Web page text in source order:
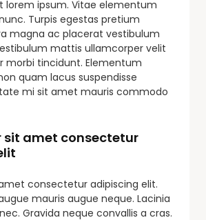
lorem ipsum. Vitae elementum
Turpis egestas pretium
magna ac placerat vestibulum
mattis ullamcorper velit
morbi tincidunt. Elementum
quam lacus suspendisse
mi sit amet mauris commodo
sit amet consectetur
consectetur adipiscing elit.
mauris augue neque. Lacinia
Gravida neque convallis a cras.